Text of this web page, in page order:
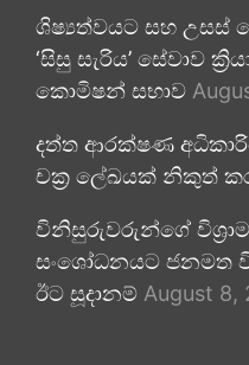
ශිෂ්‍යත්වයට සහ උසස්
‘සිසු සැරිය’ සේවාව
කොමිෂන් සභාව
දත්ත ආරක්ෂණ
චක්‍ර ලේඛයක් නිකුත්
විනිසුරුවරුන්ගේ
සංශෝධනයට ජනමත
ඊට සූදානම් August 8,